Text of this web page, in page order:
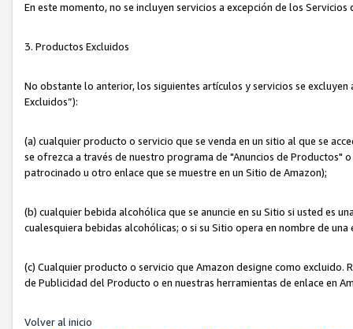
En este momento, no se incluyen servicios a excepción de los
3. Productos Excluidos
No obstante lo anterior, los siguientes artículos y servicios se
Excluidos”):
(a) cualquier producto o servicio que se venda en un sitio al que se
se ofrezca a través de nuestro programa de "Anuncios de Productos"
patrocinado u otro enlace que se muestre en un Sitio de Amazon);
(b) cualquier bebida alcohólica que se anuncie en su Sitio si usted es
cualesquiera bebidas alcohólicas; o si su Sitio opera en nombre de
(c) Cualquier producto o servicio que Amazon designe como excluido.
de Publicidad del Producto o en nuestras herramientas de enlace en
Volver al inicio